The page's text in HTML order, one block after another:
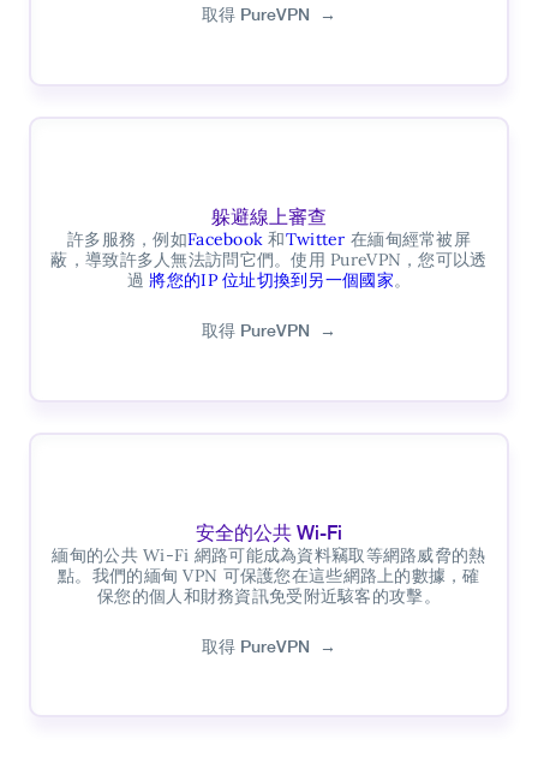
取得 PureVPN →
躲避線上審查
許多服務，例如Facebook 和Twitter 在緬甸經常被屏
蔽，導致許多人無法訪問它們。使用 PureVPN，您可以透
過將您的IP 位址切換到另一個國家。
取得 PureVPN →
安全的公共 Wi-Fi
緬甸的公共 Wi-Fi 網路可能成為資料竊取等網路威脅的熱
點。我們的緬甸 VPN 可保護您在這些網路上的數據，確
保您的個人和財務資訊免受附近駭客的攻擊。
取得 PureVPN →